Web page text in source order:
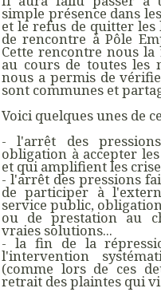
simple présence dans
et le refus de quitter
de rencontre à Pôle
Cette rencontre nous
au cours de toutes les
nous a permis de
sont communes et
Voici quelques unes de
- l'arrêt des
obligation à accepter
et qui amplifient les
- l'arrêt des pressions
de participer à
service public,
ou de prestation au
vraies solutions...
- la fin de la
l'intervention
(comme lors de ces
retrait des plaintes qui